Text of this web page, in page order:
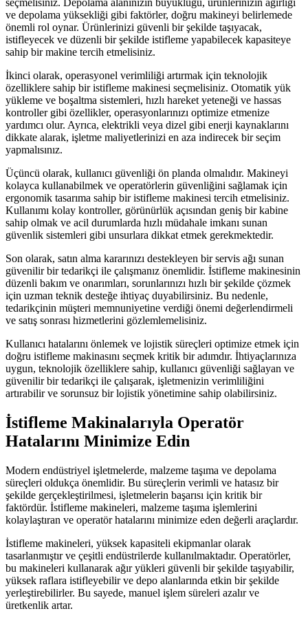
seçmelisiniz. Depolama alanınızın büyüklüğü, ürünlerinizin ağırlığı
ve depolama yüksekliği gibi faktörler, doğru makineyi belirlemede
önemli rol oynar. Ürünlerinizi güvenli bir şekilde taşıyacak,
istifleyecek ve düzenli bir şekilde istifleme yapabilecek kapasiteye
sahip bir makine tercih etmelisiniz.
İkinci olarak, operasyonel verimliliği artırmak için teknolojik
özelliklere sahip bir istifleme makinesi seçmelisiniz. Otomatik yük
yükleme ve boşaltma sistemleri, hızlı hareket yeteneği ve hassas
kontroller gibi özellikler, operasyonlarınızı optimize etmenize
yardımcı olur. Ayrıca, elektrikli veya dizel gibi enerji kaynaklarını
dikkate alarak, işletme maliyetlerinizi en aza indirecek bir seçim
yapmalısınız.
Üçüncü olarak, kullanıcı güvenliği ön planda olmalıdır. Makineyi
kolayca kullanabilmek ve operatörlerin güvenliğini sağlamak için
ergonomik tasarıma sahip bir istifleme makinesi tercih etmelisiniz.
Kullanımı kolay kontroller, görünürlük açısından geniş bir kabine
sahip olmak ve acil durumlarda hızlı müdahale imkanı sunan
güvenlik sistemleri gibi unsurlara dikkat etmek gerekmektedir.
Son olarak, satın alma kararınızı destekleyen bir servis ağı sunan
güvenilir bir tedarikçi ile çalışmanız önemlidir. İstifleme makinesinin
düzenli bakım ve onarımları, sorunlarınızı hızlı bir şekilde çözmek
için uzman teknik desteğe ihtiyaç duyabilirsiniz. Bu nedenle,
tedarikçinin müşteri memnuniyetine verdiği önemi değerlendirmeli
ve satış sonrası hizmetlerini gözlemlemelisiniz.
Kullanıcı hatalarını önlemek ve lojistik süreçleri optimize etmek için
doğru istifleme makinasını seçmek kritik bir adımdır. İhtiyaçlarınıza
uygun, teknolojik özelliklere sahip, kullanıcı güvenliği sağlayan ve
güvenilir bir tedarikçi ile çalışarak, işletmenizin verimliliğini
artırabilir ve sorunsuz bir lojistik yönetimine sahip olabilirsiniz.
İstifleme Makinalarıyla Operatör
Hatalarını Minimize Edin
Modern endüstriyel işletmelerde, malzeme taşıma ve depolama
süreçleri oldukça önemlidir. Bu süreçlerin verimli ve hatasız bir
şekilde gerçekleştirilmesi, işletmelerin başarısı için kritik bir
faktördür. İstifleme makineleri, malzeme taşıma işlemlerini
kolaylaştıran ve operatör hatalarını minimize eden değerli araçlardır.
İstifleme makineleri, yüksek kapasiteli ekipmanlar olarak
tasarlanmıştır ve çeşitli endüstrilerde kullanılmaktadır. Operatörler,
bu makineleri kullanarak ağır yükleri güvenli bir şekilde taşıyabilir,
yüksek raflara istifleyebilir ve depo alanlarında etkin bir şekilde
yerleştirebilirler. Bu sayede, manuel işlem süreleri azalır ve
üretkenlik artar.